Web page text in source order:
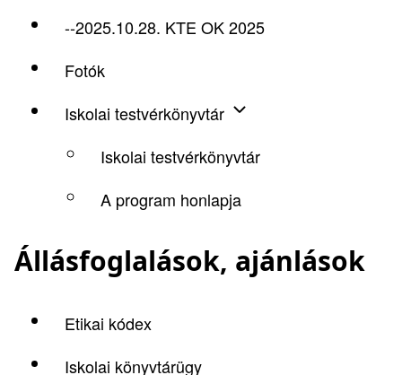
--2025.10.28. KTE OK 2025
Fotók
Iskolai testvérkönyvtár
Iskolai testvérkönyvtár
A program honlapja
Állásfoglalások, ajánlások
Etikai kódex
Iskolai könyvtárügy